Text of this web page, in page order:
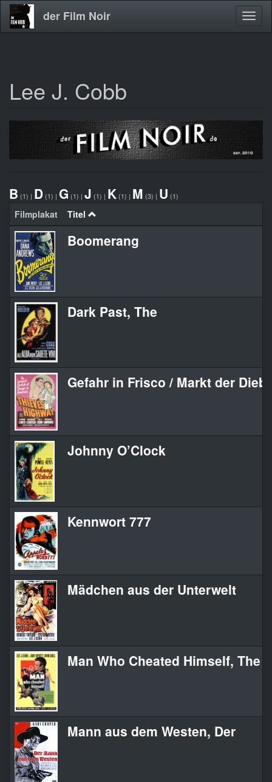
Direkt
zum
der Film Noir
Lee J. Cobb
B (1) | D (1) | G (1) | J (1) | K (1) | M (3) | U (1)
Filmplakat Titel
Boomerang
Dark Past, The
Gefahr in Frisco / Markt der
Johnny O’Clock
Kennwort 777
Mädchen aus der Unterwelt
Man Who Cheated Himself, The
Mann aus dem Westen, Der